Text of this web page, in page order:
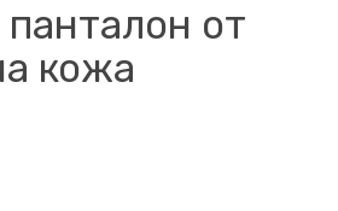
от
кожа